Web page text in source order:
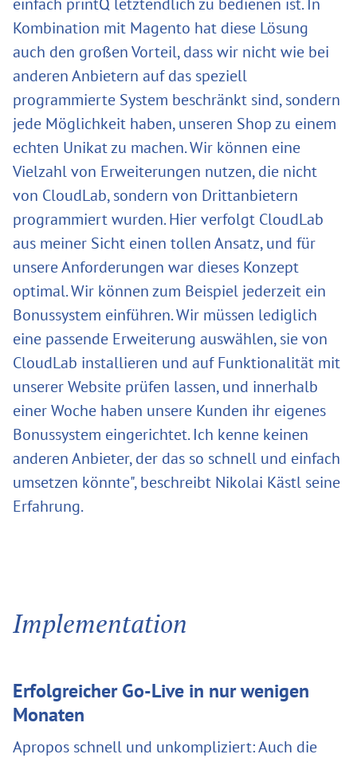
Kombination mit Magento hat diese Lösung
auch den großen Vorteil, dass wir nicht wie bei
anderen Anbietern auf das speziell
programmierte System beschränkt sind, sondern
jede Möglichkeit haben, unseren Shop zu einem
echten Unikat zu machen. Wir können eine
Vielzahl von Erweiterungen nutzen, die nicht
von CloudLab, sondern von Drittanbietern
programmiert wurden. Hier verfolgt CloudLab
aus meiner Sicht einen tollen Ansatz, und für
unsere Anforderungen war dieses Konzept
optimal. Wir können zum Beispiel jederzeit ein
Bonussystem einführen. Wir müssen lediglich
eine passende Erweiterung auswählen, sie von
CloudLab installieren und auf Funktionalität mit
unserer Website prüfen lassen, und innerhalb
einer Woche haben unsere Kunden ihr eigenes
Bonussystem eingerichtet. Ich kenne keinen
anderen Anbieter, der das so schnell und einfach
umsetzen könnte", beschreibt Nikolai Kästl seine
Erfahrung.
Implementation
Erfolgreicher Go-Live in nur wenigen
Monaten
Apropos schnell und unkompliziert: Auch die